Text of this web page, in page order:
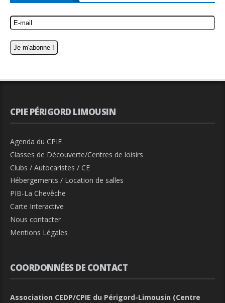
CPIE PÉRIGORD LIMOUSIN
Agenda du CPIE
Classes de Découverte/Centres de loisirs
Clubs / Autocaristes / CE
Hébergements / Location de salles
PIB-La Chevêche
Carte Interactive
Nous contacter
Mentions Légales
COORDONNÉES DE CONTACT
Association CEDP/CPIE du Périgord-Limousin (Centre